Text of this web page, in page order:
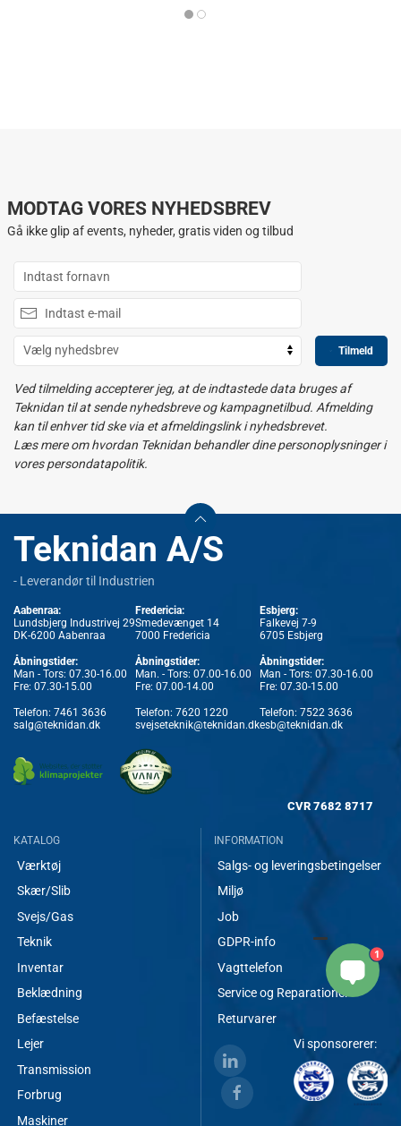
MODTAG VORES NYHEDSBREV
Gå ikke glip af events, nyheder, gratis viden og tilbud
Tilmeld
Ved tilmelding accepterer jeg, at de indtastede data bruges af
Teknidan til at sende nyhedsbreve og kampagnetilbud. Afmelding
kan til enhver tid ske via et afmeldingslink i nyhedsbrevet.
Læs mere om hvordan Teknidan behandler dine personoplysninger i
vores persondatapolitik.
Teknidan A/S
- Leverandør til Industrien
Aabenraa:
Lundsbjerg Industrivej 29
DK-6200 Aabenraa
Åbningstider:
Man - Tors: 07.30-16.00
Fre: 07.30-15.00
Telefon: 7461 3636
salg@teknidan.dk
Fredericia:
Smedevænget 14
7000 Fredericia
Åbningstider:
Man. - Tors: 07.00-16.00
Fre: 07.00-14.00
Telefon: 7620 1220
svejseteknik@teknidan.dk
Esbjerg:
Falkevej 7-9
6705 Esbjerg
Åbningstider:
Man - Tors: 07.30-16.00
Fre: 07.30-15.00
Telefon: 7522 3636
esb@teknidan.dk
CVR 7682 8717
KATALOG
Værktøj
Skær/Slib
Svejs/Gas
Teknik
Inventar
Beklædning
Befæstelse
Lejer
Transmission
Forbrug
Maskiner
INFORMATION
Salgs- og leveringsbetingelser
Miljø
Job
GDPR-info
Vagttelefon
Service og Reparationer
Returvarer
Vi sponsorerer:
1